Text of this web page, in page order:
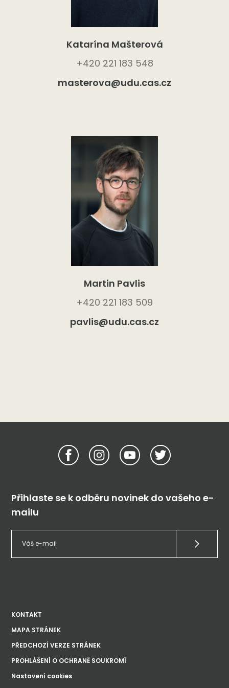
Katarína Mašterová
+420 221 183 548
masterova@udu.cas.cz
Martin Pavlis
+420 221 183 509
pavlis@udu.cas.cz
Přihlaste se k odběru novinek do vašeho e-
mailu
KONTAKT
MAPA STRÁNEK
PŘEDCHOZÍ VERZE STRÁNEK
PROHLÁŠENÍ O OCHRANĚ SOUKROMÍ
Nastavení cookies